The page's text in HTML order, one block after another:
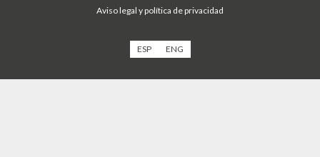
Aviso legal y política de privacidad
ESP ENG